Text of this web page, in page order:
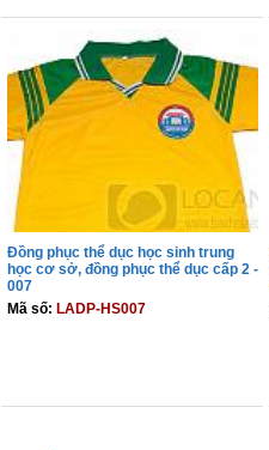
Đồng phục thể dục học sinh trung
học cơ sở, đồng phục thể dục cấp 2 -
007
Mã số: LADP-HS007